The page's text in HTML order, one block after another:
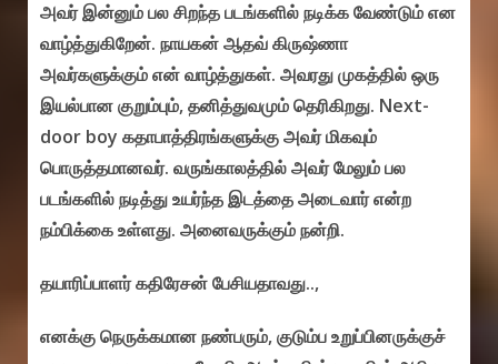
அவர் இன்னும் பல சிறந்த படங்களில் நடிக்க வேண்டும் என
வாழ்த்துகிறேன். நாயகன் ஆதவ் கிருஷ்ணா
அவர்களுக்கும் என் வாழ்த்துகள். அவரது முகத்தில் ஒரு
இயல்பான குறும்பும், தனித்துவமும் தெரிகிறது. Next-
door boy கதாபாத்திரங்களுக்கு அவர் மிகவும்
பொருத்தமானவர். வருங்காலத்தில் அவர் மேலும் பல
படங்களில் நடித்து உயர்ந்த இடத்தை அடைவார் என்ற
நம்பிக்கை உள்ளது. அனைவருக்கும் நன்றி.
தயாரிப்பாளர் கதிரேசன் பேசியதாவது..,
எனக்கு நெருக்கமான நண்பரும், குடும்ப உறுப்பினருக்குச்